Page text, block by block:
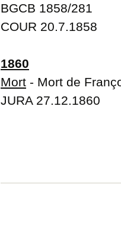
BGCB 1858/281
COUR 20.7.1858
1860
Mort - Mort de
JURA 27.12.1860